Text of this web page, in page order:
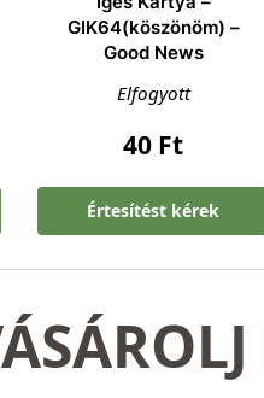
GIK64(köszönöm) –
Good News
Elfogyott
40 Ft
Értesítést kérek